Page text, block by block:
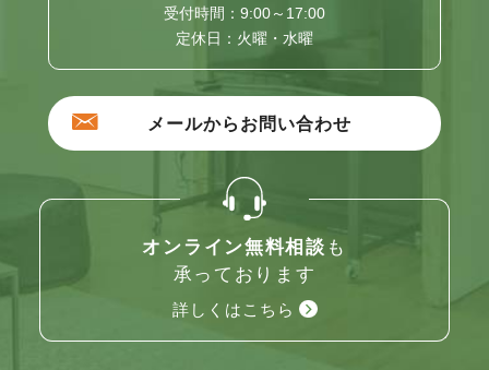
受付時間：9:00～17:00
定休日：火曜・水曜
メールからお問い合わせ
オンライン無料相談 も
承っております
詳しくはこちら